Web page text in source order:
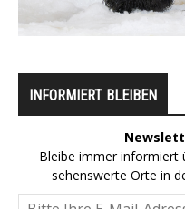
INFORMIERT BLEIBEN
Bleibe immer informiert
sehenswerte Orte in